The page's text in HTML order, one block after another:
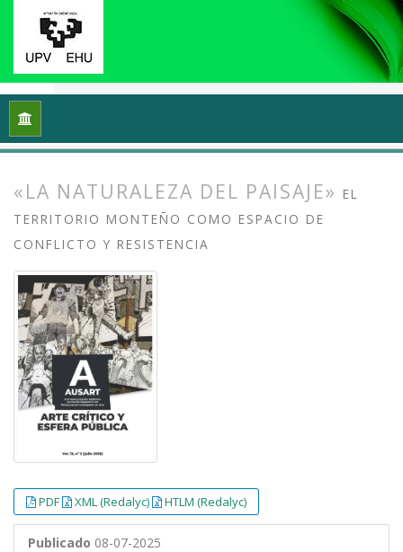
Inicio
«LA NATURALEZA DEL PAISAJE» EL
TERRITORIO MONTEÑO COMO ESPACIO DE
CONFLICTO Y RESISTENCIA
PDF XML (Redalyc) HTLM (Redalyc)
Publicado 08-07-2025